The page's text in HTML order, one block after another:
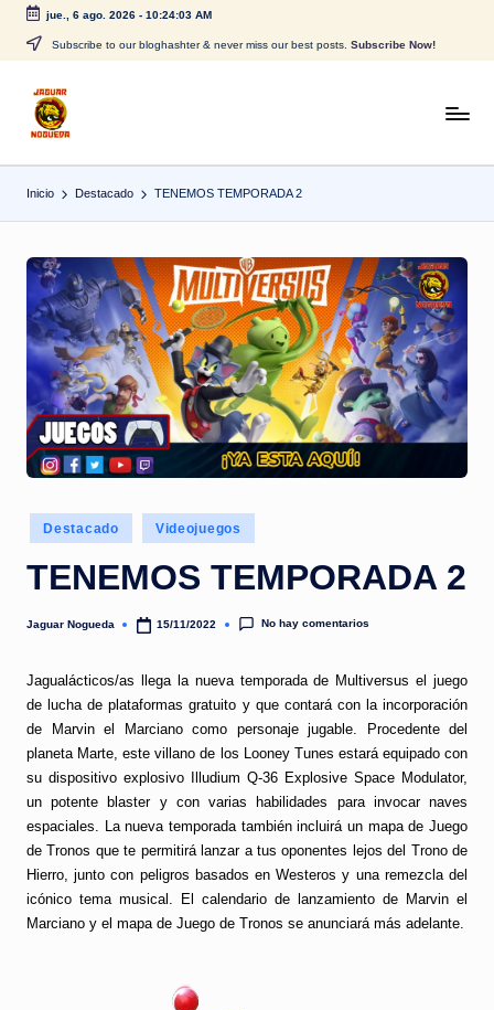
Saltar
contenido
jue., 6 ago. 2026- 10:24:04 AM
Subscribe to our bloghashter & never miss our best posts. Subscribe Now!
J
a
g
a
r
N
o
g
u
a
CONTENIDO
Inicio Destacado TENEMOS TEMPORADA 2
Publicado
en
Destacado Videojuegos
TENEMOS TEMPORADA 2
Publicado
Jaguar Nogueda 15/11/2022 No hay comentarios
Jagualácticos/as llega la nueva temporada de Multiversus el juego
de lucha de plataformas gratuito y que contará con la incorporación
de Marvin el Marciano como personaje jugable. Procedente del
planeta Marte, este villano de los Looney Tunes estará equipado con
su dispositivo explosivo Illudium Q-36 Explosive Space Modulator,
un potente blaster y con varias habilidades para invocar naves
espaciales. La nueva temporada también incluirá un mapa de Juego
de Tronos que te permitirá lanzar a tus oponentes lejos del Trono de
Hierro, junto con peligros basados en Westeros y una remezcla del
icónico tema musical. El calendario de lanzamiento de Marvin el
Marciano y el mapa de Juego de Tronos se anunciará más adelante.